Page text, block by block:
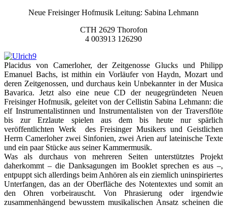
Neue Freisinger Hofmusik Leitung: Sabina Lehmann
CTH 2629 Thorofon
4 003913 126290
Placidus von Camerloher, der Zeitgenosse Glucks und Philipp
Emanuel Bachs, ist mithin ein Vorläufer von Haydn, Mozart und
deren Zeitgenossen, und durchaus kein Unbekannter in der Musica
Bavarica. Jetzt also eine neue CD der neugegründeten Neuen
Freisinger Hofmusik, geleitet von der Cellistin Sabina Lehmann: die
elf Instrumentalistinnen und Instrumentalisten von der Traversflöte
bis zur Erzlaute spielen aus dem bis heute nur spärlich
veröffentlichten Werk des Freisinger Musikers und Geistlichen
Herrn Camerloher zwei Sinfonien, zwei Arien auf lateinische Texte
und ein paar Stücke aus seiner Kammermusik.
Was als durchaus von mehreren Seiten unterstütztes Projekt
daherkommt – die Danksagungen im Booklet sprechen es aus –,
entpuppt sich allerdings beim Anhören als ein ziemlich uninspiriertes
Unterfangen, das an der Oberfläche des Notentextes und somit an
den Ohren vorbeirauscht. Von Phrasierung oder irgendwie
zusammenhängend bewusstem musikalischen Ansatz scheinen die